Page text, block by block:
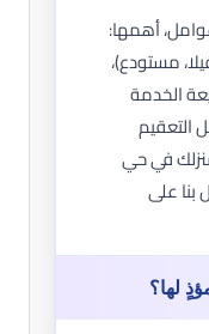
أهمها:
مستودع)،
الخدمة
التعقيم
في حي
بنا على
لها؟